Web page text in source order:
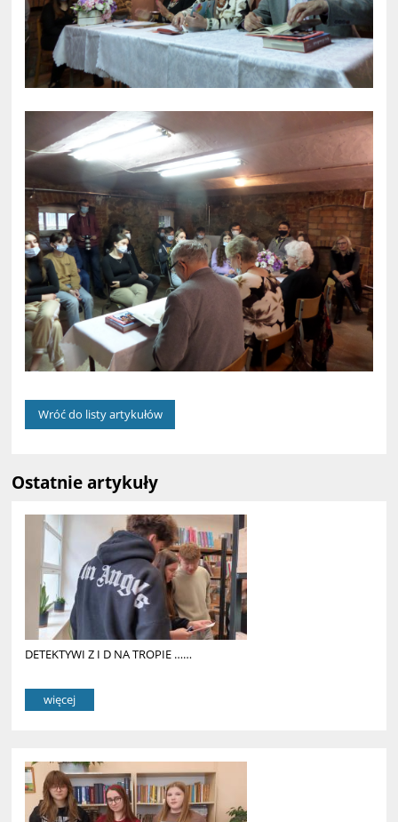
Wróć do listy artykułów
Ostatnie artykuły
DETEKTYWI Z I D NA TROPIE ……
więcej